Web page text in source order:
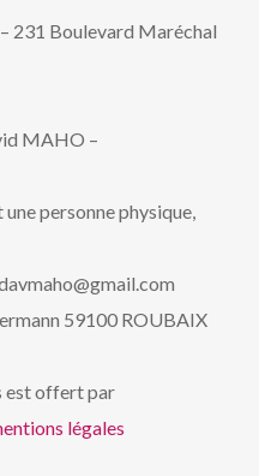
231 Boulevard Maréchal
MAHO –
personne physique,
59100 ROUBAIX
est offert par
légales